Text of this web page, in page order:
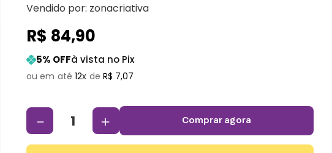
Vendido por: zonacriativa
R$ 84,90
5% OFFà vista no Pix
12 R$ 7,07
＋
－ comprar agora